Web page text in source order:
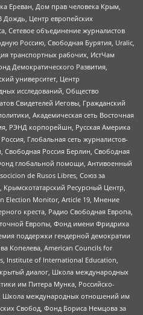
Ереван, Дом прав человека Крым,
Дождь, Центр европейских
Сетевое объединение журналистов
Россию, Свободная Бурятия, Uralic,
транспортных рабочих, ИстЧам
Демократического Развития,
университет, Центр
исследований, Общество
Свидетелей Иеговы, Гражданский
Академическая сеть Восточная
РЭНД корпорейшн, Русская Америка
Глобальная сеть журналистов-
Свободная Россия Берлин, Свободная
глобальной помощи, Антивоенный
de Rusos Libres, Союз за
Ресурсный Центр,
Election Monitor, Article 19, Мнение
креста, Радио Свободная Европа,
Европы, Фонд имени Фридриха
поддержки гендерной демократии
Копелева, American Councils for
Institute of International Education,
диалог, Школа международных
им Питера Мунка, Российско-
Школа международных отношений им
Свобод, Фонд Бориса Немцова за